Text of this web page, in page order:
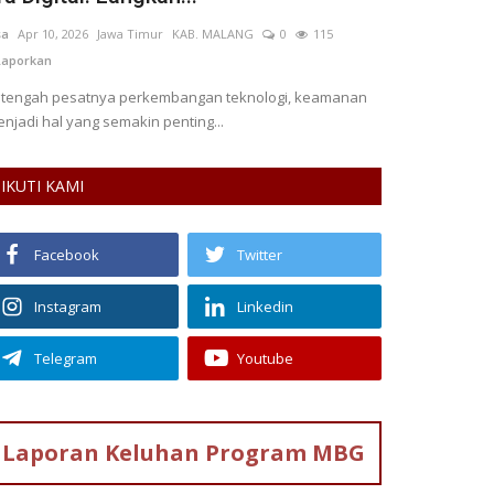
Aliy Syabana Apr 1, 2026 DKI Jakarta
ADM. JAKARTA TIMUR
pemudik saat arus Lebaran memicu
parah di tol. Penggunaan...
IKUTI KAMI
Facebook Twitter
Instagram Linkedin
Telegram Youtube
Laporan Keluhan Program MBG